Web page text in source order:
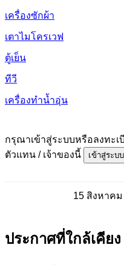
เครื่องซักผ้า
เตาไมโครเวฟ
ตู้เย็น
ทีวี
เครื่องทำน้ำอุ่น
กรุณาเข้าสู่ระบบหรือลงทะ
ตัวแทน / เจ้าของนี้
เข้าสู่ระบบ
15 สิงหาคม
ประกาศที่ใกล้เคียง